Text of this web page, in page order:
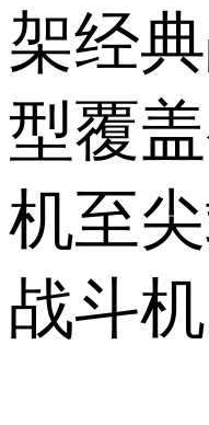
架经
型覆
机至
战斗机